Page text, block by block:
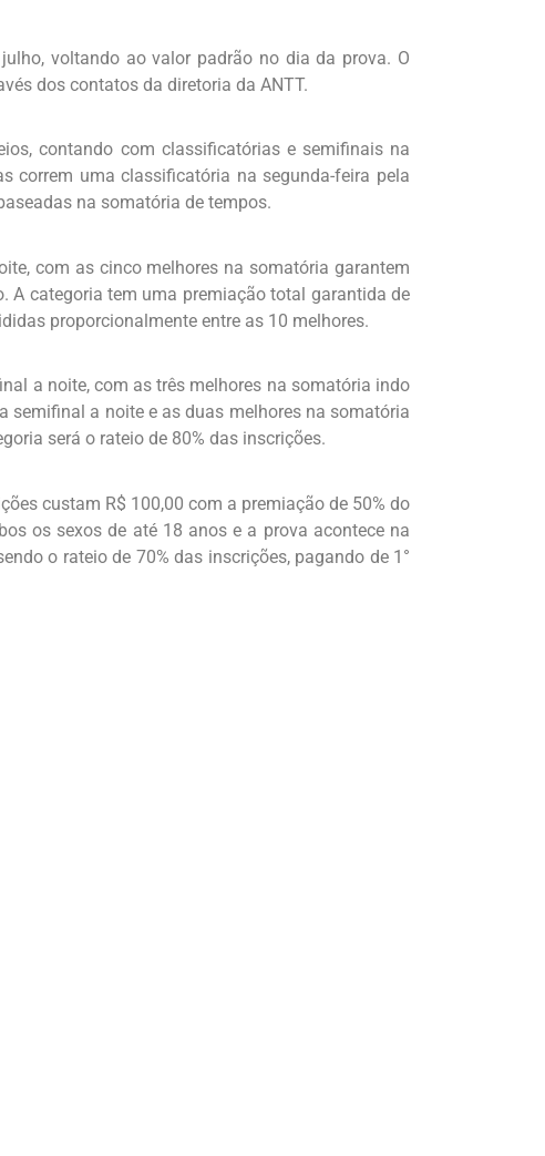
voltando ao valor padrão no dia da prova. O
dos contatos da diretoria da ANTT.
contando com classificatórias e semifinais na
correm uma classificatória na segunda-feira pela
na somatória de tempos.
com as cinco melhores na somatória garantem
A categoria tem uma premiação total garantida de
proporcionalmente entre as 10 melhores.
a noite, com as três melhores na somatória indo
semifinal a noite e as duas melhores na somatória
será o rateio de 80% das inscrições.
custam R$ 100,00 com a premiação de 50% do
os sexos de até 18 anos e a prova acontece na
o rateio de 70% das inscrições, pagando de 1°